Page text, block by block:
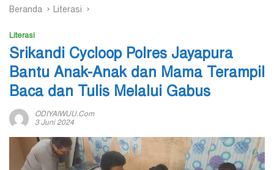
Beranda Literasi
Literasi
Srikandi Cycloop Polres Jayapura
Bantu Anak-Anak dan Mama Terampil
Baca dan Tulis Melalui Gabus
ODIYAIWUU.com
3 Juni 2024